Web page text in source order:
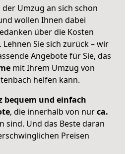
Umzug an sich schon
wollen Ihnen dabei
über die Kosten
Sie sich zurück – wir
Angebote für Sie, das
mit Ihrem Umzug von
helfen kann.
bequem und einfach
, die innerhalb von nurca.
sind. Und das Beste daran
Preisen